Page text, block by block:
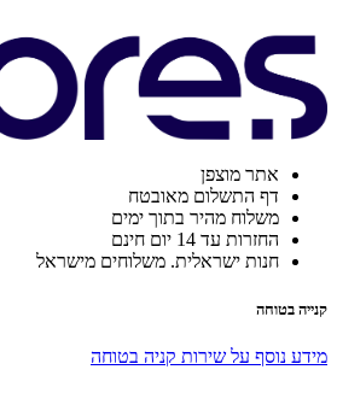
אתר מוצפן
דף התשלום מאובטח
משלוח מהיר בתוך ימים
החזרות עד 14 יום חינם
חנות ישראלית. משלוחים מישראל
קנייה בטוחה
מידע נוסף על שירות קניה בטוחה